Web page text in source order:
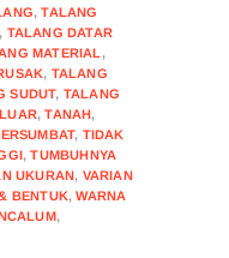
,TALANG
, TALANG DATAR
MATERIAL ,
, TALANG
SUDUT, TALANG
,TANAH,
, TIDAK
,TUMBUHNYA
UKURAN, VARIAN
BENTUK,WARNA
,